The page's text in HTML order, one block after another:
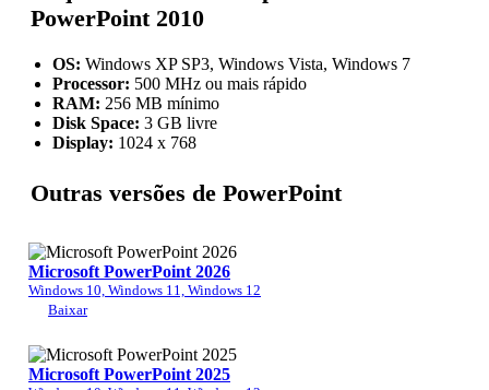
PowerPoint 2010
OS: Windows XP SP3, Windows Vista, Windows 7
Processor: 500 MHz ou mais rápido
RAM: 256 MB mínimo
Disk Space: 3 GB livre
Display: 1024 x 768
Outras versões de PowerPoint
Microsoft PowerPoint 2026
Windows 10, Windows 11, Windows 12
Baixar
Microsoft PowerPoint 2025